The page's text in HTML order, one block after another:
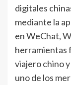
digitales
mediante la
en WeChat,
herramientas
viajero chino
uno de los